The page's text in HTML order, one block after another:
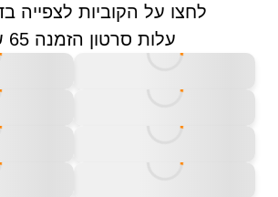
לחצו על הקוביות לצפייה
עלות סרטון הזמנה 65 ש"ח